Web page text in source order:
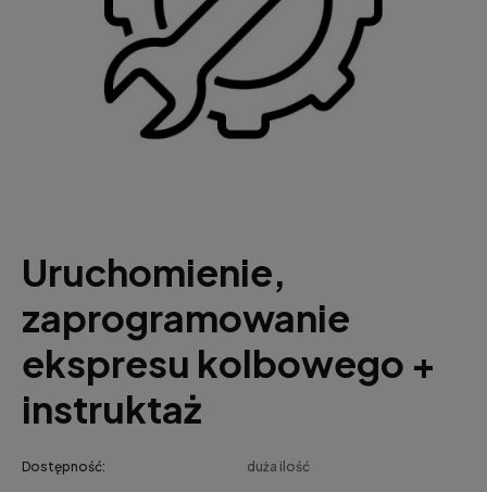
Uruchomienie,
zaprogramowanie
ekspresu kolbowego +
instruktaż
Dostępność: duża ilość